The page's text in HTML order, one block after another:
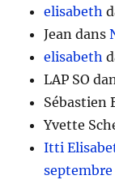
elisabeth
Jean dans
elisabeth
LAP SO
Sébastien
Yvette
Itti
septembre